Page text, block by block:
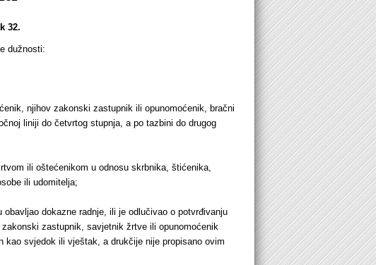
32.
dužnosti:
njihov zakonski zastupnik ili opunomoćenik, bračni
liniji do četvrtog stupnja, a po tazbini do drugog
ili oštećenikom u odnosu skrbnika, štićenika,
ili udomitelja;
dokazne radnje, ili je odlučivao o potvrđivanju
zastupnik, savjetnik žrtve ili opunomoćenik
svjedok ili vještak, a drukčije nije propisano ovim